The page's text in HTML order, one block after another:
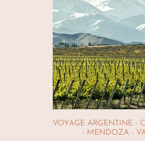
VOYAGE ARGENTINE -
- MENDOZA -